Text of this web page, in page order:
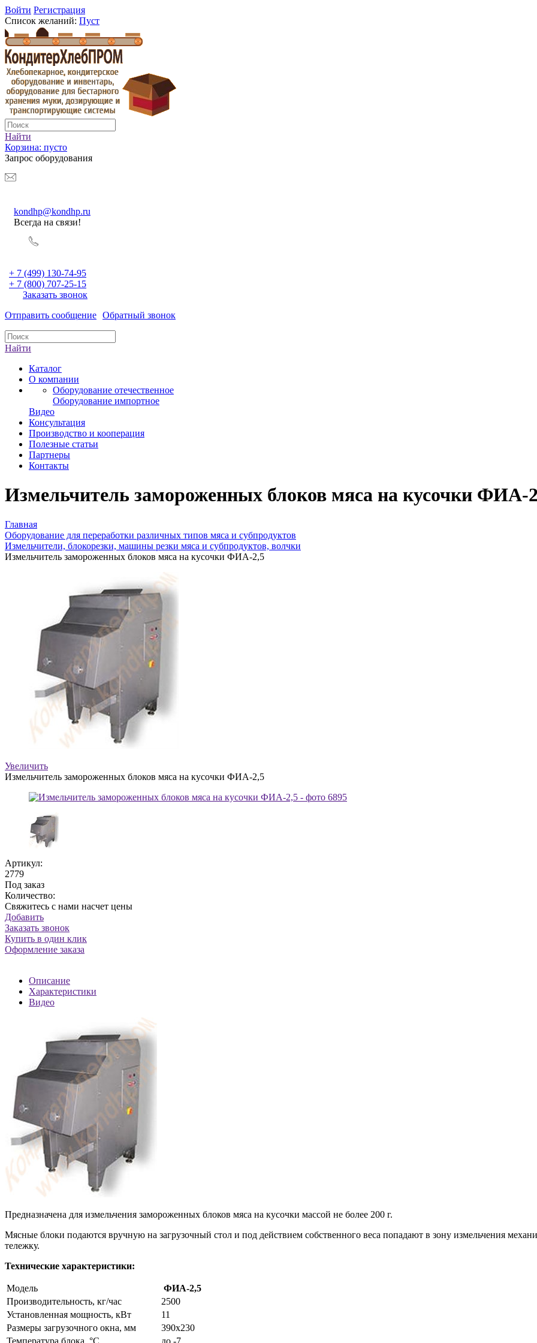
Войти Регистрация
Список желаний: Пуст
Найти
Корзина: пусто
Запрос оборудования
kondhp@kondhp.ru
Всегда на связи!
+ 7 (499) 130-74-95
+ 7 (800) 707-25-15
Заказать звонок
Отправить сообщение Обратный звонок
Найти
Каталог
О компании
Оборудование отечественное
Оборудование импортное
Видео
Консультация
Производство и кооперация
Полезные статьи
Партнеры
Контакты
Измельчитель замороженных блоков мяса на кусочки ФИА-
Главная
Оборудование для переработки различных типов мяса и субпродуктов
Измельчители, блокорезки, машины резки мяса и субпродуктов, волчки
Измельчитель замороженных блоков мяса на кусочки ФИА-2,5
Увеличить
Измельчитель замороженных блоков мяса на кусочки ФИА-2,5
Артикул:
2779
Под заказ
Количество:
Свяжитесь с нами насчет цены
Добавить
Заказать звонок
Купить в один клик
Оформление заказа
Описание
Характеристики
Видео
Предназначена для измельчения замороженных блоков мяса на кусочки массой не более 200 г.
Мясные блоки подаются вручную на загрузочный стол и под действием собственного веса попадают в зону измельчения
тележку.
Технические характеристики:
Модель
ФИА-2,5
Производительность, кг/час
2500
Установленная мощность, кВт
11
Размеры загрузочного окна, мм
390х230
Температура блока, °С
до -7